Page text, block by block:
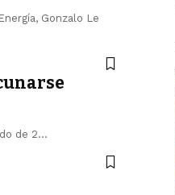
Gonzalo Le
de 2…